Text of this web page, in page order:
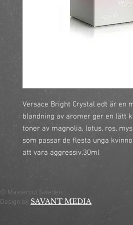
Versace Bright Crystal edt är en
blandning av aromer ger en lätt
toner av magnolia, lotus, ros,
som passar de flesta unga
att vara aggressiv.30ml
© Mastercut Sweden
Design by SAVANT MEDIA